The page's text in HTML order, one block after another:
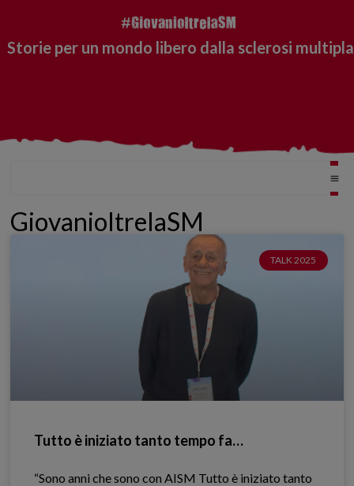
Storie per un mondo libero dalla sclerosi multipla
GiovanioltrelaSM
TALK 2025
Tutto è iniziato tanto tempo fa…
“Sono anni che sono con AISM Tutto è iniziato tanto